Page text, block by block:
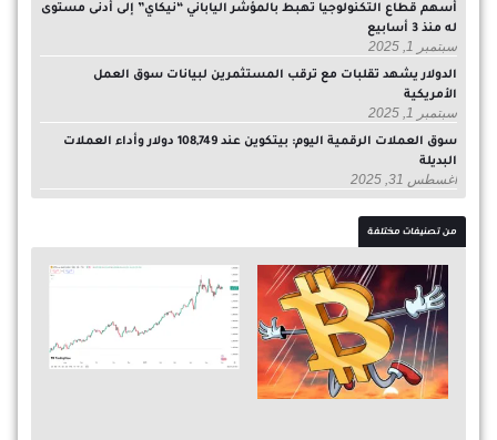
أسهم قطاع التكنولوجيا تهبط بالمؤشر الياباني “نيكاي” إلى أدنى مستوى
له منذ 3 أسابيع
سبتمبر 1, 2025
الدولار يشهد تقلبات مع ترقب المستثمرين لبيانات سوق العمل
الأمريكية
سبتمبر 1, 2025
سوق العملات الرقمية اليوم: بيتكوين عند 108,749 دولار وأداء العملات
البديلة
أغسطس 31, 2025
من تصنيفات مختلفة